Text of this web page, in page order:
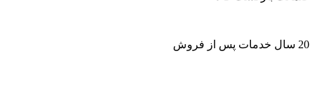
20 سال خدمات پس از فروش